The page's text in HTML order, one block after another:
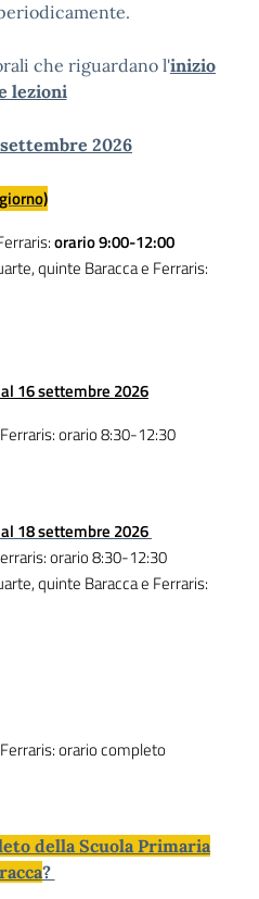
che riguardano l'inizio
lezioni
2026
orario 9:00-12:00
quinte Baracca e Ferraris:
16 settembre 2026
orario 8:30-12:30
18 settembre 2026
orario 8:30-12:30
quinte Baracca e Ferraris:
orario completo
della Scuola Primaria
?